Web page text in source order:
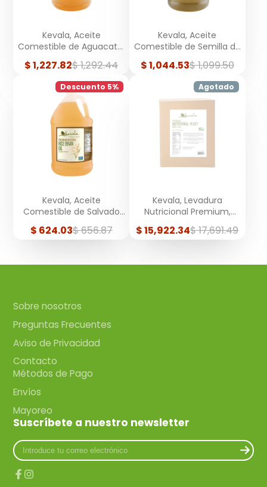
Kevala, Aceite
Comestible de Aguacate,
Galón, 3.78 Litros
Precio
de
$ 1,227.82Precio
regular
$ 1,292.44
Kevala, Aceite
Comestible de Semilla de
Uva, Natural, Galón, 3.78
Litros
Precio
de
$ 1,044.53Precio
regular
$ 1,099.50
Descuento 5%
Kevala, Aceite
Comestible de Salvado
de Arroz, Natural, Galón,
3.78 Litros
Precio
de
$ 624.03Precio
regular
$ 656.87
Agotado
Kevala, Levadura
Nutricional Premium,
Hojuelas Pequeñas,
22.7kg
Precio
$ 15,922.34Precio
regular
$ 17,691.49
Sobre nosotros
Preguntas Frecuentes
Aviso de Privacidad
Contacto
Métodos de Pago
Envíos
Mayoreo
Suscríbete a nuestro newsletter
Introduce
tu
correo
electrónico